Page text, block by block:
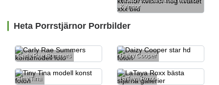
Kvinnor
Heta Porrstjärnor Porrbilder
Carly Rae Summers Daizy Cooper
Tiny Tina LaTaya Roxx